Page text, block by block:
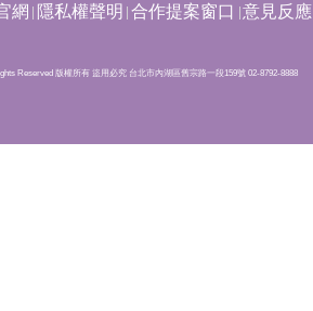
網 隱私權聲明 合作提案窗口 意見反應
Reserved 版權所有 盜用必究 台北市內湖區舊宗路一段159號 02-8792-8888